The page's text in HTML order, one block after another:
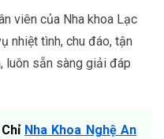
viên của Nha khoa Lạc
nhiệt tình, chu đáo, tận
luôn sẵn sàng giải đáp
Nha Khoa Nghệ An